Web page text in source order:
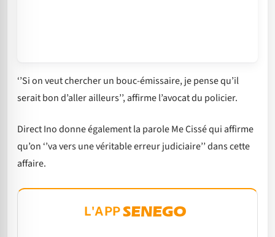
‘’Si on veut chercher un bouc-émissaire, je pense qu’il
serait bon d’aller ailleurs’’, affirme l’avocat du policier.
Direct Ino donne également la parole Me Cissé qui affirme
qu’on ‘’va vers une véritable erreur judiciaire’’ dans cette
affaire.
L'APP